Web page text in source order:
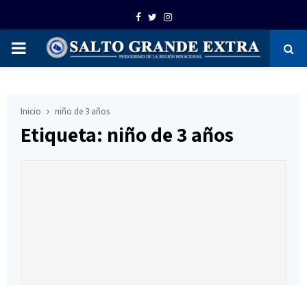
Facebook
TwitterInstagram
PRIMARY
Inicio niño de 3 años
Etiqueta: niño de 3 años